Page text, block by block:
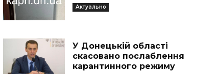
Актуально
У Донецькій області
скасовано послаблення
карантинного режиму